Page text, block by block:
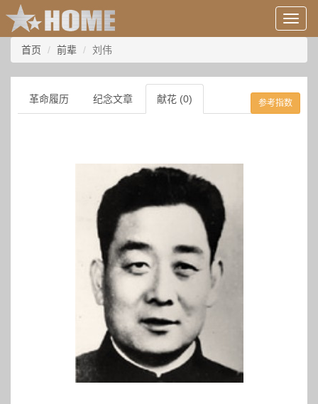
用
户
息/
登
录
等
首页 前辈 刘伟
革命履历 纪念文章 献花 (0) 参考指数